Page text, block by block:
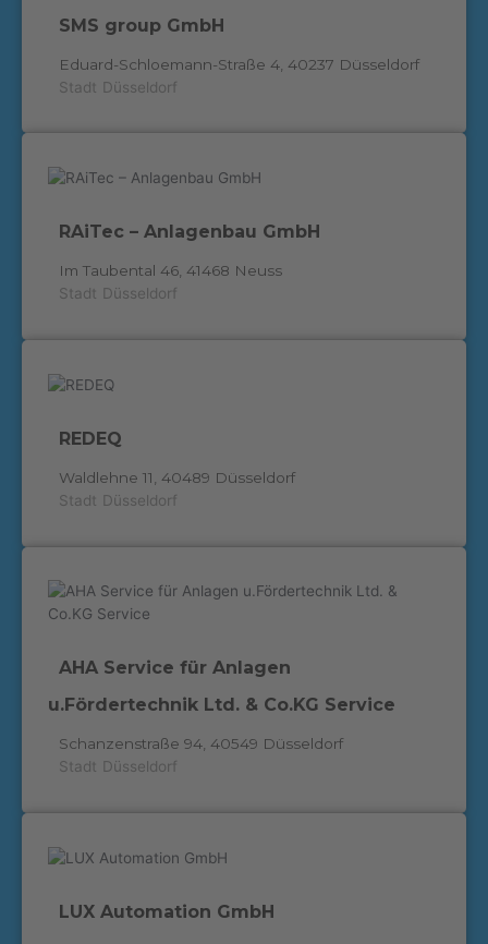
SMS group GmbH
Eduard-Schloemann-Straße 4, 40237 Düsseldorf
Stadt Düsseldorf
RAiTec – Anlagenbau GmbH
Im Taubental 46, 41468 Neuss
Stadt Düsseldorf
REDEQ
Waldlehne 11, 40489 Düsseldorf
Stadt Düsseldorf
AHA Service für Anlagen
u.Fördertechnik Ltd. & Co.KG Service
Schanzenstraße 94, 40549 Düsseldorf
Stadt Düsseldorf
LUX Automation GmbH